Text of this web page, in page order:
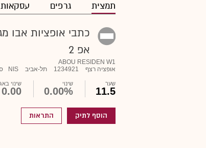
תמצית גרפים עסקאות
כתבי אופציות אבו
אפ 2
ABOU RESIDEN W1
אופציה רצף
1234921 תל-אביב NIS
שער
11.5
שינוי
0.00%
שינוי
0.00
הוסף לתיק התראות